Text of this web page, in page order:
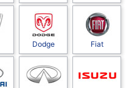
Dodge Fiat